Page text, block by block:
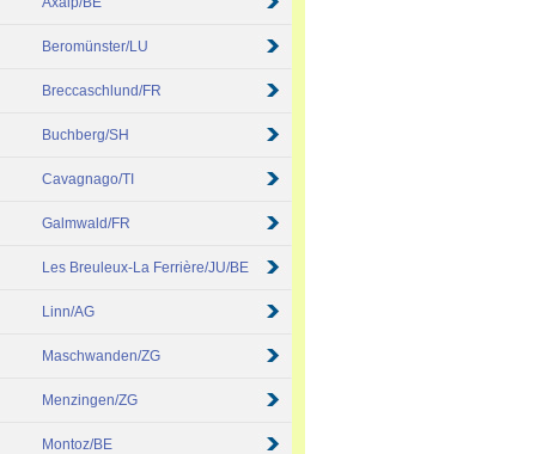
Beromünster/LU
Breccaschlund/FR
Buchberg/SH
Cavagnago/TI
Galmwald/FR
Les Breuleux-La Ferrière/JU/BE
Linn/AG
Maschwanden/ZG
Menzingen/ZG
Montoz/BE